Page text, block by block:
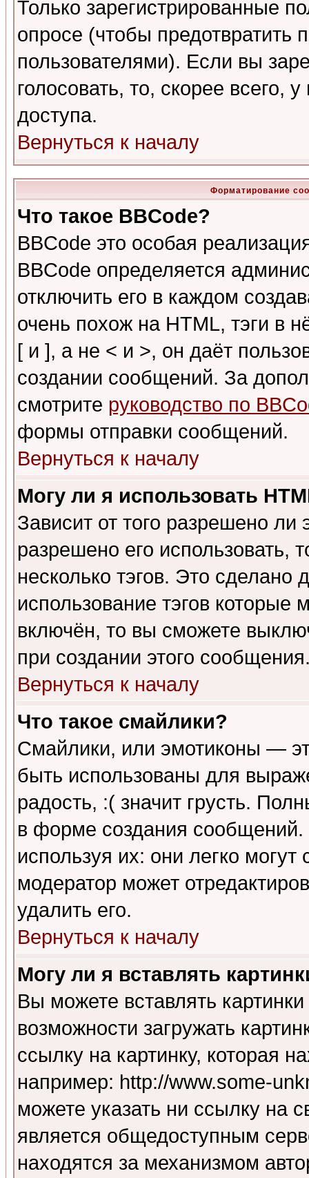
Только зарегистрированные
опросе (чтобы предотвратить
пользователями). Если вы
голосовать, то, скорее всего,
доступа.
Вернуться к началу
Форматирование
Что такое BBCode?
BBCode это особая
BBCode определяется
отключить его в каждом
очень похож на HTML, тэги в
[ и ], а не < и >, он даёт
создании сообщений. За
смотрите руководство по
формы отправки сообщений.
Вернуться к началу
Могу ли я использовать
Зависит от того разрешено
разрешено его использовать,
несколько тэгов. Это сделано
использование тэгов
включён, то вы сможете
при создании этого
Вернуться к началу
Что такое смайлики?
Смайлики, или эмотиконы —
быть использованы для
радость, :( значит грусть.
в форме создания сообщений.
используя их: они легко
модератор может
удалить его.
Вернуться к началу
Могу ли я вставлять
Вы можете вставлять
возможности загружать
ссылку на картинку, которая
например: http://www.some-
можете указать ни ссылку на
является общедоступным
находятся за механизмом